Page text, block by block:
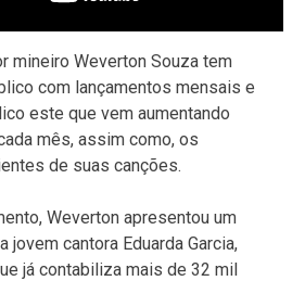
mineiro Weverton Souza tem
com lançamentos mensais e
este que vem aumentando
mês, assim como, os
de suas canções.
Weverton apresentou um
jovem cantora Eduarda Garcia,
já contabiliza mais de 32 mil